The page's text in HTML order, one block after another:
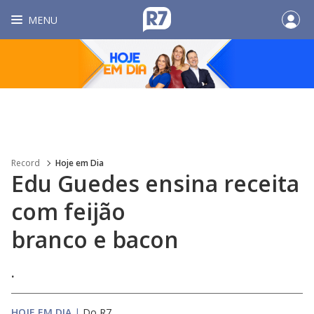
MENU
Record Hoje em Dia
Edu Guedes ensina receita
com feijão
branco e bacon
.